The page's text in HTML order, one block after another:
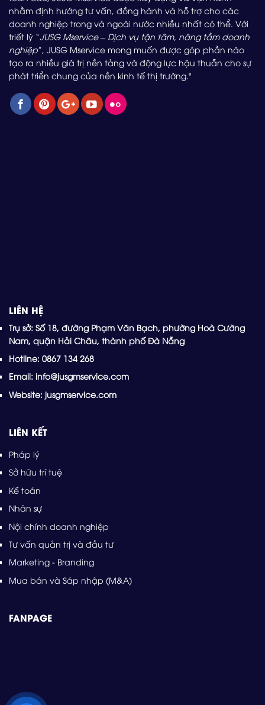
nhằm định hướng tư vấn, đồng hành và hỗ trợ cho các
doanh nghiệp trong và ngoài nước nhiều nhất có thể. Với
triết lý “JUSG Mservice – Dịch vụ tận tâm, nâng tầm doanh
nghiệp”, JUSG Mservice mong muốn được góp phần nào
tạo ra nhiều giá trị nền tảng và động lực hậu thuẫn cho sự
phát triển chung của nền kinh tế thị trường."
LIÊN HỆ
Trụ sở: Số 18, đường Phạm Văn Bạch, phường Hoà Cường
Nam, quận Hải Châu, thành phố Đà Nẵng
Hotline: 0867 134 268
Email: info@jusgmservice.com
Website: jusgmservice.com
LIÊN KẾT
Pháp lý
Sở hữu trí tuệ
Kế toán
Nhân sự
Nội chính doanh nghiệp
Tư vấn quản trị và đầu tư
Marketing - Branding
Mua bán và Sáp nhập (M&A)
FANPAGE